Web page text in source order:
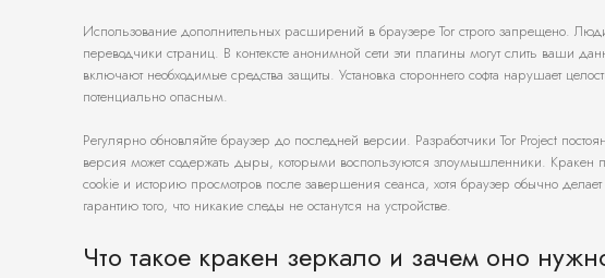
Использование дополнительных расширений в браузере Tor строго запрещено.
переводчики страниц. В контексте анонимной сети эти плагины могут слить ваши
включают необходимые средства защиты. Установка стороннего софта нарушает
потенциально опасным.
Регулярно обновляйте браузер до последней версии. Разработчики Tor Project
версия может содержать дыры, которыми воспользуются злоумышленники. Кракен
cookie и историю просмотров после завершения сеанса, хотя браузер обычно
гарантию того, что никакие следы не останутся на устройстве.
Что такое кракен зеркало и зачем оно